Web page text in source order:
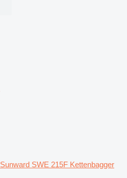
Sunward SWE 215F Kettenbagger